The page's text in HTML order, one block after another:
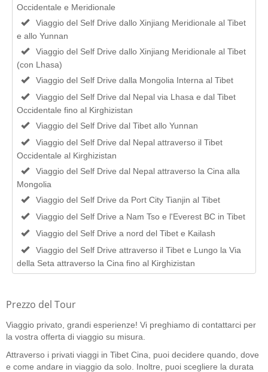
Occidentale e Meridionale
Viaggio del Self Drive dallo Xinjiang Meridionale al Tibet
e allo Yunnan
Viaggio del Self Drive dallo Xinjiang Meridionale al Tibet
(con Lhasa)
Viaggio del Self Drive dalla Mongolia Interna al Tibet
Viaggio del Self Drive dal Nepal via Lhasa e dal Tibet
Occidentale fino al Kirghizistan
Viaggio del Self Drive dal Tibet allo Yunnan
Viaggio del Self Drive dal Nepal attraverso il Tibet
Occidentale al Kirghizistan
Viaggio del Self Drive dal Nepal attraverso la Cina alla
Mongolia
Viaggio del Self Drive da Port City Tianjin al Tibet
Viaggio del Self Drive a Nam Tso e l'Everest BC in Tibet
Viaggio del Self Drive a nord del Tibet e Kailash
Viaggio del Self Drive attraverso il Tibet e Lungo la Via
della Seta attraverso la Cina fino al Kirghizistan
Prezzo del Tour
Viaggio privato, grandi esperienze! Vi preghiamo di contattarci per
la vostra offerta di viaggio su misura.
Attraverso i privati viaggi in Tibet Cina, puoi decidere quando, dove
e come andare in viaggio da solo. Inoltre, puoi scegliere la durata